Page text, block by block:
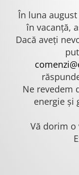
În luna
în vacanță,
Dacă aveți
Ne revedem
energie și
Vă dorim o